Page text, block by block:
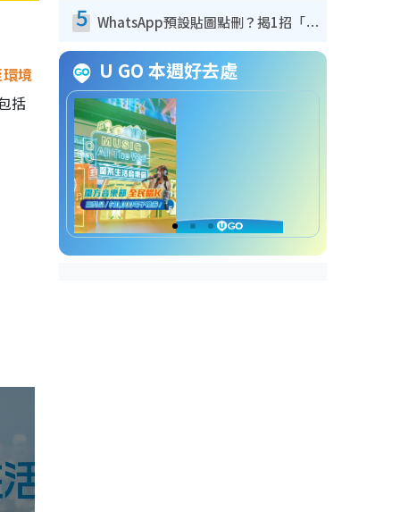
境
括
5 WhatsApp預設貼圖點刪？揭1招「反向操作」還原簡潔介面 附3步實測教學
U GO 本週好去處